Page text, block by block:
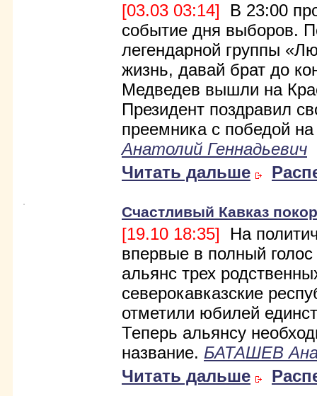
[03.03 03:14] В 23:00
событие дня выборов.
легендарной группы
жизнь, давай брат до
Медведев вышли на
Президент поздравил
преемника с победой
Анатолий Геннадьевич
Читать дальше
Счастливый Кавказ
[19.10 18:35] На
впервые в полный
альянс трех
северокавказские
отметили юбилей
Теперь альянсу
название. БАТАШЕВ
Читать дальше